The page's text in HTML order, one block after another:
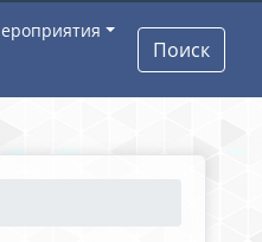
Поиск